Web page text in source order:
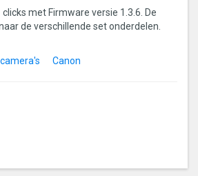
met Firmware versie 1.3.6. De
de verschillende set onderdelen.
Canon